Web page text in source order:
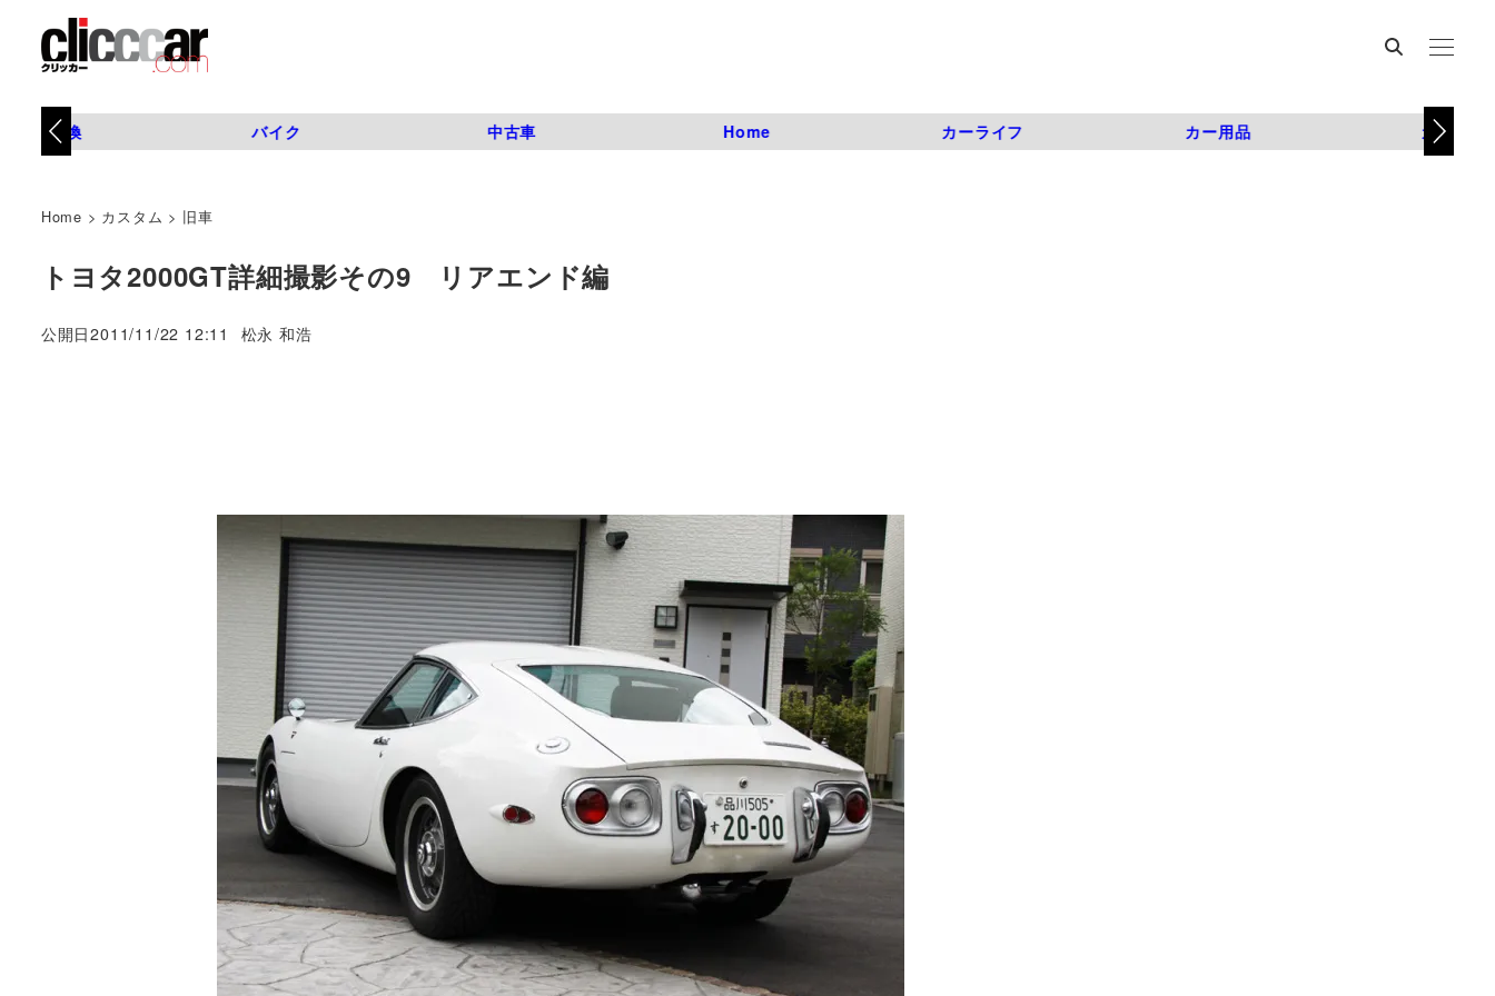
タイヤ交換 バイク 中古車 Home カーライフ カー用品 カスタム
Home > カスタム > 旧車
トヨタ2000GT詳細撮影その9 リアエンド編
公開日2011/11/22 12:11
著
松永 和浩